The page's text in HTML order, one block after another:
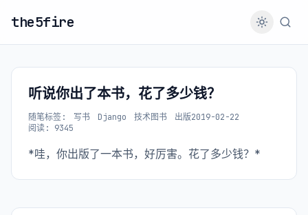
the5fire
听说你出了本书，花了多少钱？
随笔标签: 写书 Django 技术图书 出版2019-02-22
阅读: 9345
*哇，你出版了一本书，好厉害。花了多少钱？*